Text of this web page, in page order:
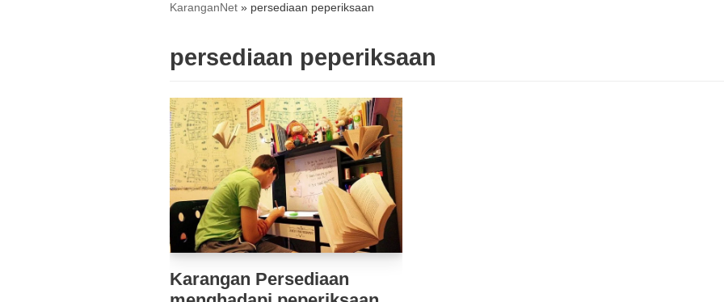
KaranganNet» persediaan peperiksaan
persediaan peperiksaan
Karangan Persediaan